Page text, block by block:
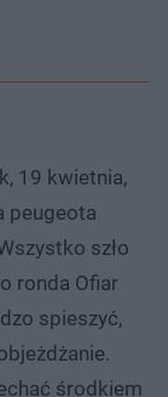
19 kwietnia,
peugeota
szło
ronda Ofiar
spieszyć,
środkiem